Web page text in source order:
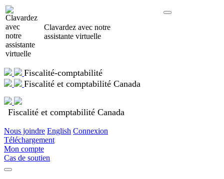
Clavardez avec notre
assistante virtuelle
Fiscalité-comptabilité
Fiscalité et comptabilité Canada
Fiscalité et comptabilité Canada
Nous joindre English Connexion
Téléchargement
Mon compte
Cas de soutien